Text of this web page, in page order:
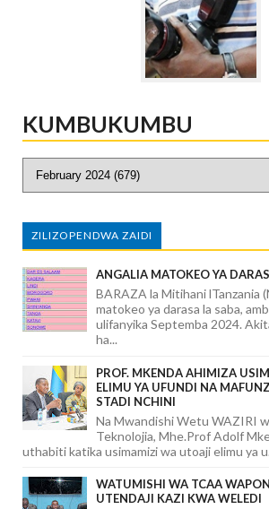
KUMBUKUMBU
ZILIZOPENDWA ZAIDI
ANGALIA MATOKEO YA
BARAZA la Mitihani lTanzania
matokeo ya darasa la saba,
ulifanyika Septemba 2024.
ha...
PROF. MKENDA AHIMIZA
ELIMU YA UFUNDI NA
STADI NCHINI
Na Mwandishi Wetu WAZIRI
Teknolojia, Mhe.Prof Adolf
uthabiti katika usimamizi wa utoaji elimu ya
WATUMISHI WA TCAA
UTENDAJI KAZI KWA WELEDI